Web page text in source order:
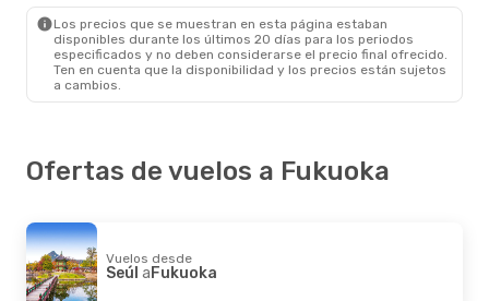
Los precios que se muestran en esta página estaban
disponibles durante los últimos 20 días para los periodos
especificados y no deben considerarse el precio final ofrecido.
Ten en cuenta que la disponibilidad y los precios están sujetos
a cambios.
Ofertas de vuelos a Fukuoka
Vuelos desde
Seúl aFukuoka